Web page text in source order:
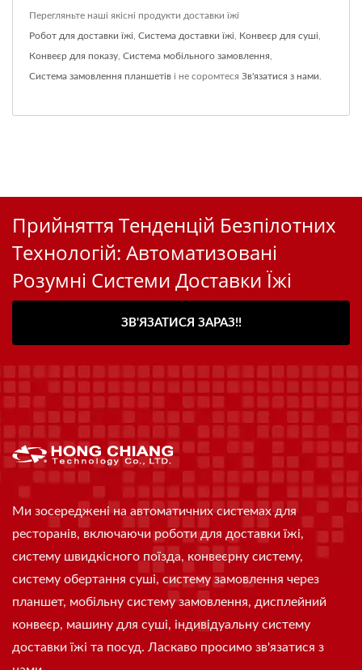
Перегляньте наші якісні продукти доставки їжі
Робот для доставки їжі Система доставки їжі Конвеєр для суші
Конвеєр для показу Система мобільного замовлення
Система замовлення планшетів і не соромтеся Зв'язатися з нами
Прийняття Тенденцій Безпілотних
Технологій: Автоматизовані
Розумні Системи Доставки Їжі
ЗВ'ЯЗАТИСЯ ЗАРАЗ!!
Ми зосереджені на автоматичних системах для
ресторанів, включаючи роботи для доставки їжі,
систему швидкісного поїзда, конвеєрну систему,
систему обертання суші, систему замовлення через
планшет, мобільну систему замовлення, дисплейний
конвеєр, машину для суші, індивідуальну систему
доставки їжі та посуд. Ласкаво просимо зв'язатися з